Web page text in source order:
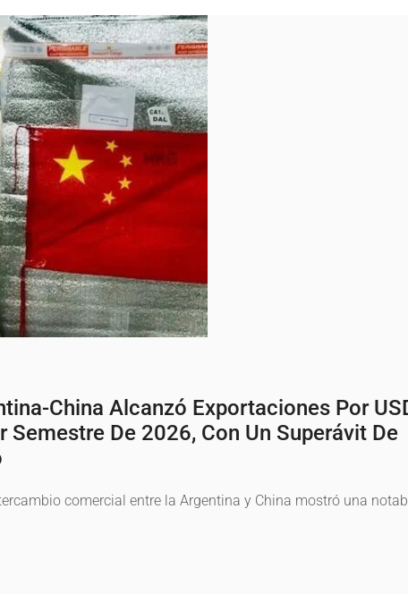
China Alcanzó Exportaciones Por
De 2026, Con Un Superávit De
comercial entre la Argentina y China mostró una